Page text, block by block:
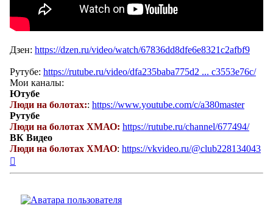
Дзен: https://dzen.ru/video/watch/67836dd8dfe6e8321c2afbf9
Рутубе: https://rutube.ru/video/dfa235baba775d2 ... c3553e76c/
Мои каналы:
Ютубе
Люди на болотах:: https://www.youtube.com/c/a380master
Рутубе
Люди на болотах ХМАО: https://rutube.ru/channel/677494/
ВК Видео
Люди на болотах ХМАО: https://vkvideo.ru/@club228134043